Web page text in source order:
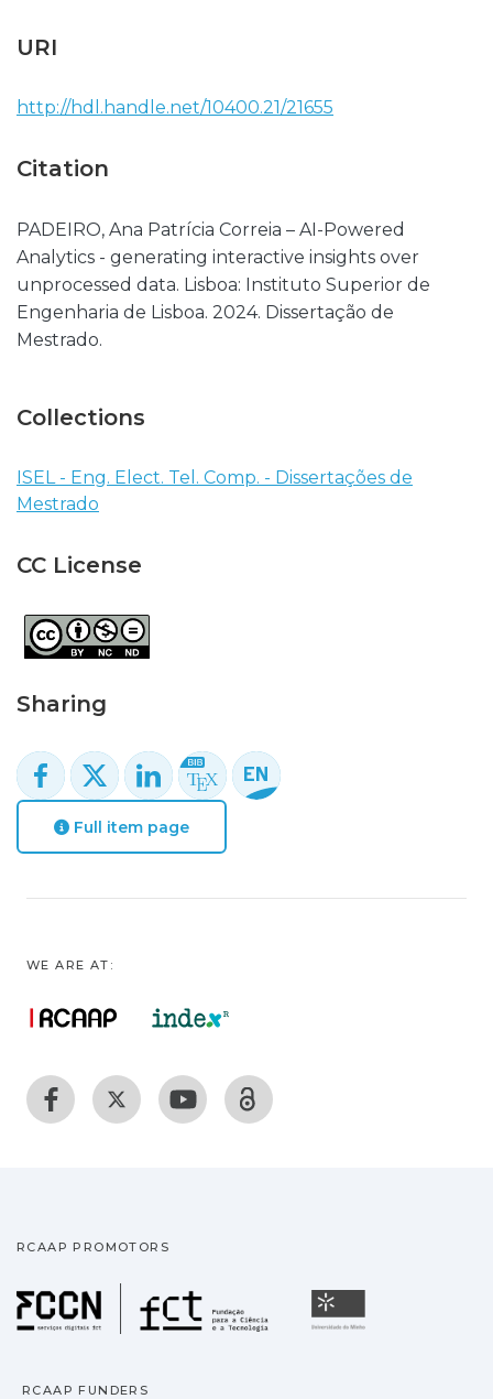
URI
http://hdl.handle.net/10400.21/21655
Citation
PADEIRO, Ana Patrícia Correia – AI-Powered
Analytics - generating interactive insights over
unprocessed data. Lisboa: Instituto Superior de
Engenharia de Lisboa. 2024. Dissertação de
Mestrado.
Collections
ISEL - Eng. Elect. Tel. Comp. - Dissertações de
Mestrado
CC License
Sharing
Full item page
WE ARE AT:
RCAAP PROMOTORS
Fundação para a
RCAAP FUNDERS